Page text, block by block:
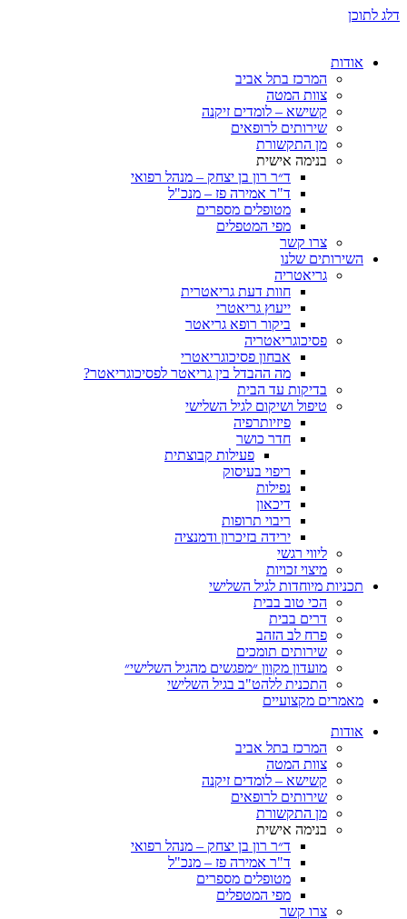
המרכז בתל אביב
צוות המטה
קשישא – לומדים זיקנה
שירותים לרופאים
מן התקשורת
בנימה אישית
ד״ר רון בן יצחק – מנהל רפואי
ד"ר אמירה פז – מנכ"ל
מטופלים מספרים
מפי המטפלים
שלנו
גריאטריה
חוות דעת גריאטרית
ייעוץ גריאטרי
ביקור רופא גריאטר
פסיכוגריאטריה
אבחון פסיכוגריאטרי
מה ההבדל בין גריאטר לפסיכוגריאטר?
בדיקות עד הבית
טיפול ושיקום לגיל השלישי
פיזיותרפיה
חדר כושר
פעילות קבוצתית
ריפוי בעיסוק
ריבוי תרופות
ירידה בזיכרון ודמנציה
מיצוי זכויות
מיוחדות לגיל השלישי
הכי טוב בבית
דרים בבית
פרח לב הזהב
שירותים תומכים
מועדון מקוון ״מפגשים מהגיל השלישי״
התכנית ללהט"ב בגיל השלישי
מקצועיים
המרכז בתל אביב
צוות המטה
קשישא – לומדים זיקנה
שירותים לרופאים
מן התקשורת
בנימה אישית
ד״ר רון בן יצחק – מנהל רפואי
ד"ר אמירה פז – מנכ"ל
מטופלים מספרים
מפי המטפלים